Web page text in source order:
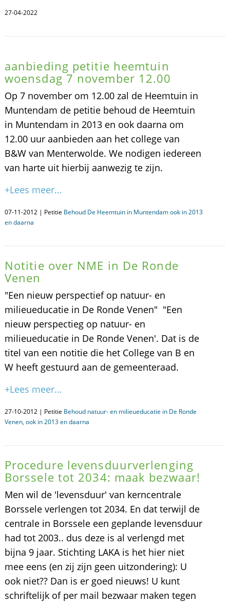
27-04-2022
aanbieding petitie heemtuin
woensdag 7 november 12.00
Op 7 november om 12.00 zal de Heemtuin in
Muntendam de petitie behoud de Heemtuin
in Muntendam in 2013 en ook daarna om
12.00 uur aanbieden aan het college van
B&W van Menterwolde. We nodigen iedereen
van harte uit hierbij aanwezig te zijn.
+Lees meer...
07-11-2012 | Petitie Behoud De Heemtuin in Muntendam ook in 2013
en daarna
Notitie over NME in De Ronde
Venen
"Een nieuw perspectief op natuur- en
milieueducatie in De Ronde Venen" "Een
nieuw perspectieg op natuur- en
milieueducatie in De Ronde Venen'. Dat is de
titel van een notitie die het College van B en
W heeft gestuurd aan de gemeenteraad.
+Lees meer...
27-10-2012 | Petitie Behoud natuur- en milieueducatie in De Ronde
Venen, ook in 2013 en daarna
Procedure levensduurverlenging
Borssele tot 2034: maak bezwaar!
Men wil de 'levensduur' van kerncentrale
Borssele verlengen tot 2034. En dat terwijl de
centrale in Borssele een geplande levensduur
had tot 2003.. dus deze is al verlengd met
bijna 9 jaar. Stichting LAKA is het hier niet
mee eens (en zij zijn geen uitzondering): U
ook niet?? Dan is er goed nieuws! U kunt
schriftelijk of per mail bezwaar maken tegen